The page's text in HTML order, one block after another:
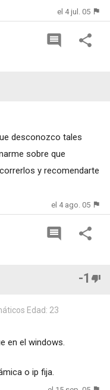
el 4 jul. 05
desconozco tales
sobre que
y recomendarte
el 4 ago. 05
-1
Edad: 23
en el windows.
o ip fija.